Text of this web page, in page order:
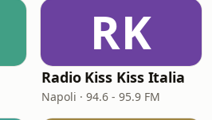
RK
Radio Kiss Kiss Italia
Napoli · 94.6 - 95.9 FM